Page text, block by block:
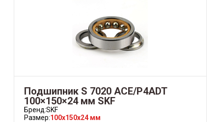
Подшипник S 7020 ACE/P4ADT
100×150×24 мм SKF
Бренд:SKF
Размер:100x150x24 мм